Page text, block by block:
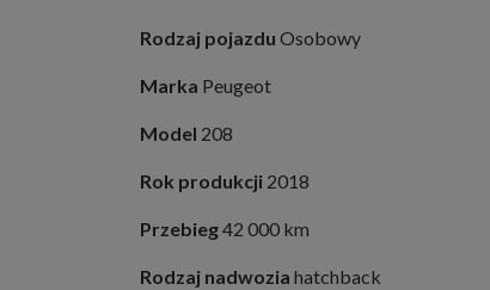
Rodzaj pojazdu Osobowy
Marka Peugeot
Model 208
Rok produkcji 2018
Przebieg42 000 km
Rodzaj nadwozia hatchback